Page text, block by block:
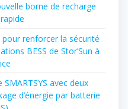
borne de recharge
pour renforcer la sécurité
BESS de Stor’Sun à
avec deux
d’énergie par batterie